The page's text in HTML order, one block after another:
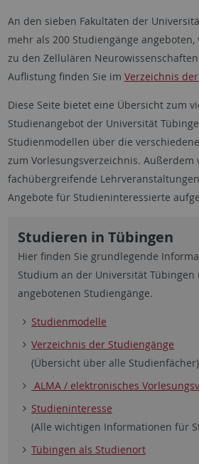
An den sieben Fakultäten der
mehr als 200 Studiengänge
zu den Zellulären
Auflistung finden Sie im Verzeichnis
Diese Seite bietet eine Übersicht zum
Studienangebot der Universität
Studienmodellen über die
zum Vorlesungsverzeichnis. Außerdem
fachübergreifende
Angebote für Studieninteressierte
Studieren in Tübingen
Hier finden Sie grundlegende
Studium an der Universität
angebotenen Studiengänge.
Studienmodelle
Verzeichnis der Studiengänge
(Übersicht über alle Studienfächer)
ALMA / elektronisches
Studieninteresse
(Alle wichtigen Informationen für
Tübingen als Studienort